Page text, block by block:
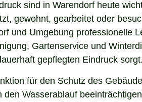
sind in Warendorf heute
gewohnt, gearbeitet oder
und Umgebung professionelle
Gartenservice und
gepflegten Eindruck sorgt.
für den Schutz des
Wasserablauf